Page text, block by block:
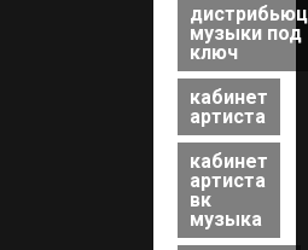
музыки под
ключ
кабинет
артиста
кабинет
артиста
вк
музыка